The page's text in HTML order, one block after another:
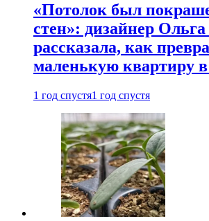
«Потолок был
стен»: дизайнер
рассказала, как
маленькую квартиру
1 год спустя1 год спустя